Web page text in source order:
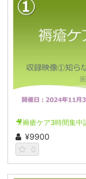
🎥褥瘡ケア3時間集中
¥9900
0